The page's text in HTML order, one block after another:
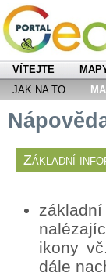
VÍTEJTE
JAK NA TO
Základní
ikony
dále